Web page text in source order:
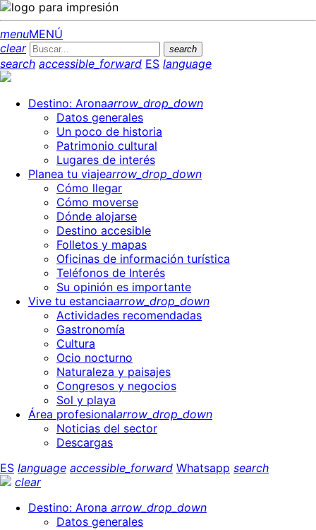
menuMENÚ
clear
search
search accessible_forward ES language
Destino: Aronaarrow_drop_down
Datos generales
Un poco de historia
Patrimonio cultural
Lugares de interés
Planea tu viajearrow_drop_down
Cómo llegar
Cómo moverse
Dónde alojarse
Destino accesible
Folletos y mapas
Oficinas de información turística
Teléfonos de Interés
Su opinión es importante
Vive tu estanciaarrow_drop_down
Actividades recomendadas
Gastronomía
Cultura
Ocio nocturno
Naturaleza y paisajes
Congresos y negocios
Sol y playa
Área profesionalarrow_drop_down
Noticias del sector
Descargas
ES language accessible_forward Whatsapp search
clear
Destino: Arona arrow_drop_down
Datos generales